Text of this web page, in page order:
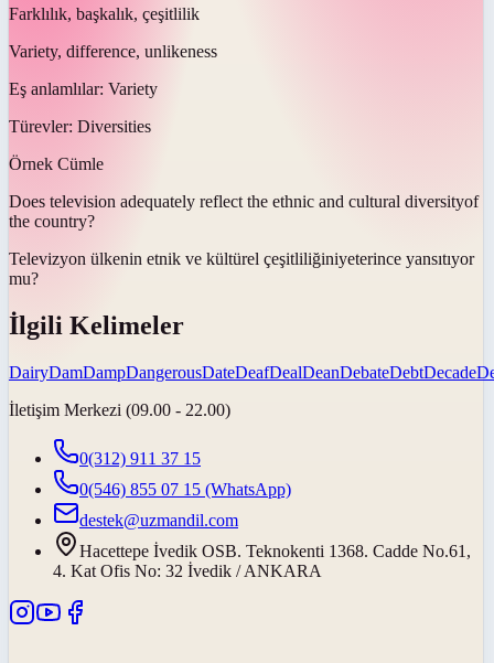
Farklılık, başkalık, çeşitlilik
Variety, difference, unlikeness
Eş anlamlılar: Variety
Türevler: Diversities
Örnek Cümle
Does television adequately reflect the ethnic and cultural diversityof
the country?
Televizyon ülkenin etnik ve kültürel çeşitliliğiniyeterince yansıtıyor
mu?
İlgili Kelimeler
DairyDamDampDangerousDateDeafDealDeanDebateDebtDecade
İletişim Merkezi (09.00 - 22.00)
0(312) 911 37 15
0(546) 855 07 15 (WhatsApp)
destek@uzmandil.com
Hacettepe İvedik OSB. Teknokenti 1368. Cadde No.61,
4. Kat Ofis No: 32 İvedik / ANKARA